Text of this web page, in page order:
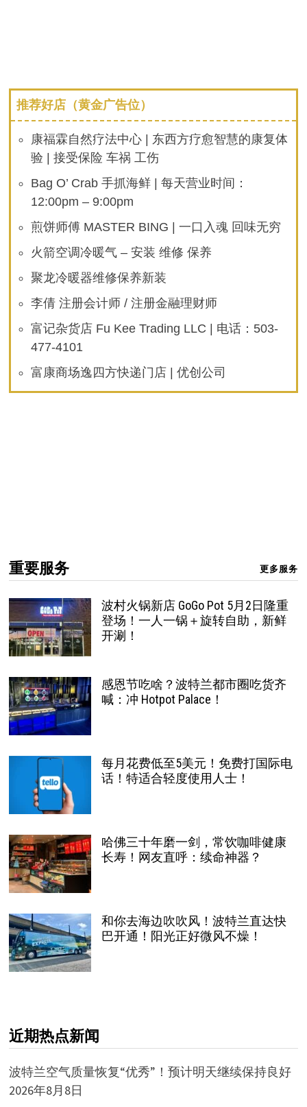
推荐好店（黄金广告位）
康福霖自然疗法中心 | 东西方疗愈智慧的康复体
验 | 接受保险 车祸 工伤
Bag O’ Crab 手抓海鲜 | 每天营业时间：
12:00pm – 9:00pm
煎饼师傅 MASTER BING | 一口入魂 回味无穷
火箭空调冷暖气 – 安装 维修 保养
聚龙冷暖器维修保养新装
李倩 注册会计师 / 注册金融理财师
富记杂货店 Fu Kee Trading LLC | 电话：503-
477-4101
富康商场逸四方快递门店 | 优创公司
重要服务 更多服务
波村火锅新店 GoGo Pot 5月2日隆重
登场！一人一锅＋旋转自助，新鲜
开涮！
感恩节吃啥？波特兰都市圈吃货齐
喊：冲 Hotpot Palace！
每月花费低至5美元！免费打国际电
话！特适合轻度使用人士！
哈佛三十年磨一剑，常饮咖啡健康
长寿！网友直呼：续命神器？
和你去海边吹吹风！波特兰直达快
巴开通！阳光正好微风不燥！
近期热点新闻
波特兰空气质量恢复“优秀”！预计明天继续保持良好
2026年8月8日